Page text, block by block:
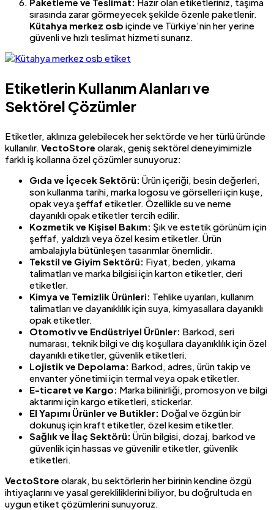
sırasında zarar görmeyecek şekilde özenle paketlenir.
Kütahya merkez osb içinde ve Türkiye’nin her yerine
güvenli ve hızlı teslimat hizmeti sunarız.
Etiketlerin Kullanım Alanları ve
Sektörel Çözümler
Etiketler, aklınıza gelebilecek her sektörde ve her türlü üründe
kullanılır. VectoStore olarak, geniş sektörel deneyimimizle
farklı iş kollarına özel çözümler sunuyoruz:
Gıda ve İçecek Sektörü: Ürün içeriği, besin değerleri,
son kullanma tarihi, marka logosu ve görselleri için kuşe,
opak veya şeffaf etiketler. Özellikle su ve neme
dayanıklı opak etiketler tercih edilir.
Kozmetik ve Kişisel Bakım: Şık ve estetik görünüm için
şeffaf, yaldızlı veya özel kesim etiketler. Ürün
ambalajıyla bütünleşen tasarımlar önemlidir.
Tekstil ve Giyim Sektörü: Fiyat, beden, yıkama
talimatları ve marka bilgisi için karton etiketler, deri
etiketler.
Kimya ve Temizlik Ürünleri: Tehlike uyarıları, kullanım
talimatları ve dayanıklılık için suya, kimyasallara dayanıklı
opak etiketler.
Otomotiv ve Endüstriyel Ürünler: Barkod, seri
numarası, teknik bilgi ve dış koşullara dayanıklılık için özel
dayanıklı etiketler, güvenlik etiketleri.
Lojistik ve Depolama: Barkod, adres, ürün takip ve
envanter yönetimi için termal veya opak etiketler.
E-ticaret ve Kargo: Marka bilinirliği, promosyon ve bilgi
aktarımı için kargo etiketleri, stickerlar.
El Yapımı Ürünler ve Butikler: Doğal ve özgün bir
dokunuş için kraft etiketler, özel kesim etiketler.
Sağlık ve İlaç Sektörü: Ürün bilgisi, dozaj, barkod ve
güvenlik için hassas ve güvenilir etiketler, güvenlik
etiketleri.
VectoStore olarak, bu sektörlerin her birinin kendine özgü
ihtiyaçlarını ve yasal gerekliliklerini biliyor, bu doğrultuda en
uygun etiket çözümlerini sunuyoruz.